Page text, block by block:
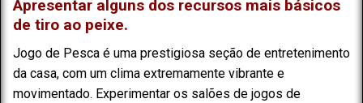
Apresentar alguns dos recursos mais básicos
de tiro ao peixe.
Jogo de Pesca é uma prestigiosa seção de entretenimento
da casa, com um clima extremamente vibrante e
movimentado. Experimentar os salões de jogos de